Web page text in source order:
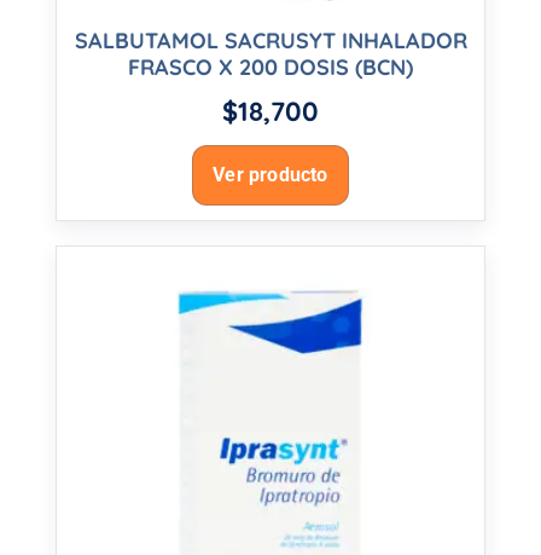
SALBUTAMOL SACRUSYT INHALADOR
FRASCO X 200 DOSIS (BCN)
$18,700
Ver producto